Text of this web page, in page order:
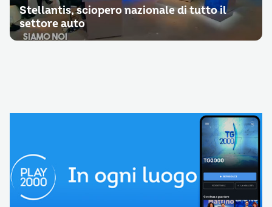
Stellantis, sciopero nazionale di tutto il
settore auto